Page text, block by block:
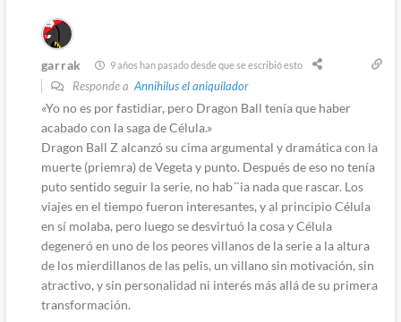
garrak 9 años han pasado desde que se escribió esto
Responde aAnnihilus el aniquilador
«Yo no es por fastidiar, pero Dragon Ball tenía que haber
acabado con la saga de Célula.»
Dragon Ball Z alcanzó su cima argumental y dramática con la
muerte (priemra) de Vegeta y punto. Después de eso no tenía
puto sentido seguir la serie, no hab´`ia nada que rascar. Los
viajes en el tiempo fueron interesantes, y al principio Célula
en sí molaba, pero luego se desvirtuó la cosa y Célula
degeneró en uno de los peores villanos de la serie a la altura
de los mierdillanos de las pelis, un villano sin motivación, sin
atractivo, y sin personalidad ni interés más allá de su primera
transformación.